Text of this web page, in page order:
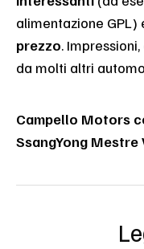
alimentazione GPL)
prezzo.
da molti altri
Campello Motors
SsangYong Mestre